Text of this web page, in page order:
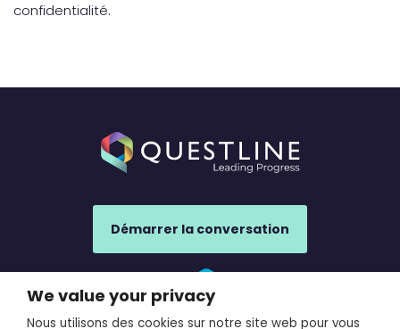
confidentialité.
Démarrer la conversation
We value your privacy
Nous utilisons des cookies sur notre site web pour vous